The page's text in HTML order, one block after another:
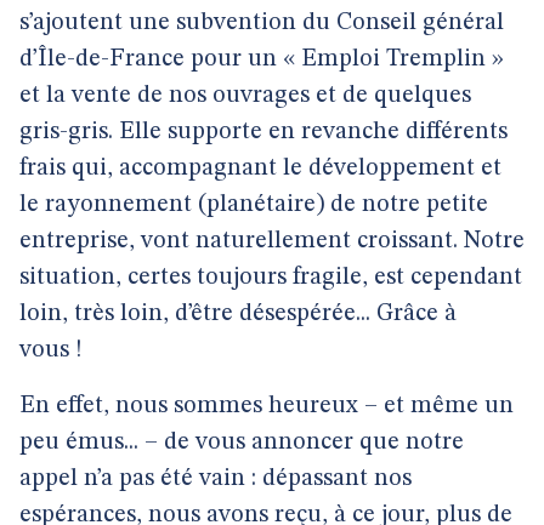
s’ajoutent une subvention du Conseil général
d’Île-de-France pour un « Emploi Tremplin »
et la vente de nos ouvrages et de quelques
gris-gris. Elle supporte en revanche différents
frais qui, accompagnant le développement et
le rayonnement (planétaire) de notre petite
entreprise, vont naturellement croissant. Notre
situation, certes toujours fragile, est cependant
loin, très loin, d’être désespérée... Grâce à
vous !
En effet, nous sommes heureux – et même un
peu émus... – de vous annoncer que notre
appel n’a pas été vain : dépassant nos
espérances, nous avons reçu, à ce jour, plus de